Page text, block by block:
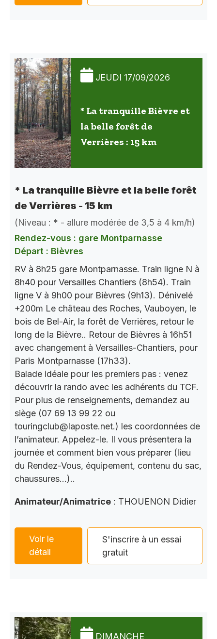
JEUDI 17/09/2026
* La tranquille Bièvre et
la belle forêt de
Verrières : 15 km
* La tranquille Bièvre et la belle forêt
de Verrières - 15 km
(Niveau : * - allure modérée de 3,5 à 4 km/h)
Rendez-vous : gare Montparnasse
Départ : Bièvres
RV à 8h25 gare Montparnasse. Train ligne N à
8h40 pour Versailles Chantiers (8h54). Train
ligne V à 9h00 pour Bièvres (9h13). Dénivelé
+200m Le château des Roches, Vauboyen, le
bois de Bel-Air, la forêt de Verrières, retour le
long de la Bièvre.. Retour de Bièvres à 16h51
avec changement à Versailles-Chantiers, pour
Paris Montparnasse (17h33).
Balade idéale pour les premiers pas : venez
découvrir la rando avec les adhérents du TCF.
Pour plus de renseignements, demandez au
siège (07 69 13 99 22 ou
touringclub@laposte.net.) les coordonnées de
l’animateur. Appelez-le. Il vous présentera la
journée et comment bien vous préparer (lieu
du Rendez-Vous, équipement, contenu du sac,
chaussures…)..
Animateur/Animatrice : THOUENON Didier
Voir le
détail
S'inscrire à un essai
gratuit
DIMANCHE